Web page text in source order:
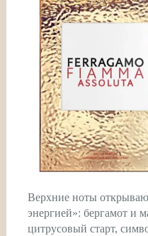
Верхние ноты
энергией»: бергамот и
цитрусовый старт,